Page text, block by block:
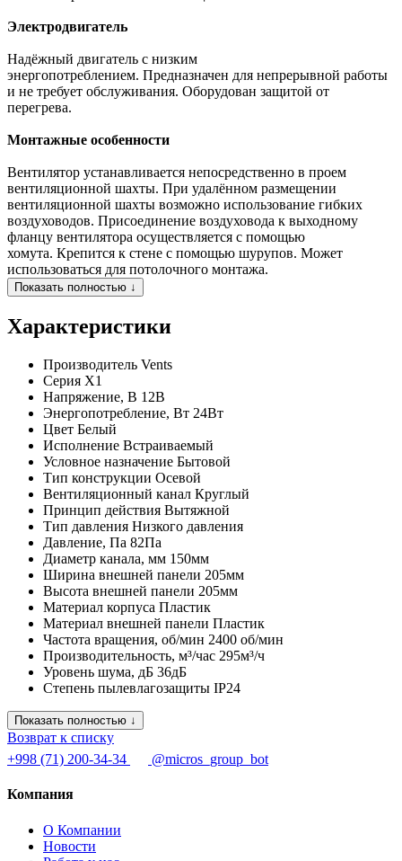
Электродвигатель
Надёжный двигатель с низким
энергопотреблением. Предназначен для непрерывной работы
и не требует обслуживания. Оборудован защитой от
перегрева.
Монтажные особенности
Вентилятор устанавливается непосредственно в проем
вентиляционной шахты. При удалённом размещении
вентиляционной шахты возможно использование гибких
воздуховодов. Присоединение воздуховода к выходному
фланцу вентилятора осуществляется с помощью
хомута. Крепится к стене с помощью шурупов. Может
использоваться для потолочного монтажа.
Показать полностью ↓
Характеристики
Производитель Vents
Серия Х1
Напряжение, В 12В
Энергопотребление, Вт 24Вт
Цвет Белый
Исполнение Встраиваемый
Условное назначение Бытовой
Тип конструкции Осевой
Вентиляционный канал Круглый
Принцип действия Вытяжной
Тип давления Низкого давления
Давление, Па 82Па
Диаметр канала, мм 150мм
Ширина внешней панели 205мм
Высота внешней панели 205мм
Материал корпуса Пластик
Материал внешней панели Пластик
Частота вращения, об/мин 2400 об/мин
Производительность, м³/час 295м³/ч
Уровень шума, дБ 36дБ
Степень пылевлагозащиты IP24
Показать полностью ↓
Возврат к списку
+998 (71) 200-34-34
@micros_group_bot
Компания
О Компании
Новости